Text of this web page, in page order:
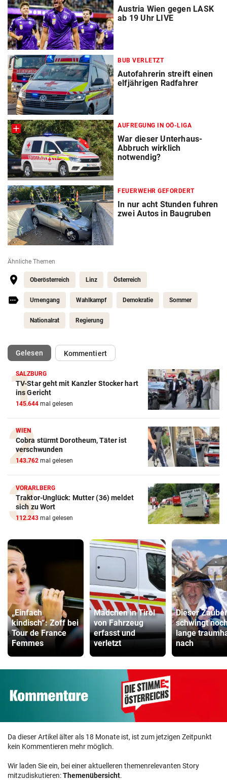
Austria Wien gegen LASK
ab 19 Uhr LIVE
BUB VERLETZT
Autofahrerin streift einen
elfjährigen Radfahrer
AUFREGUNG IN OÖ-LIGA
War dieser Unterhaus-
Abbruch wirklich
notwendig?
FEUERWEHR GEFORDERT
In nur acht Stunden fuhren
zwei Autos in Baugruben
Ähnliche Themen
Oberösterreich Linz Österreich
Urnengang Wahlkampf Demokratie Sommer
Nationalrat Regierung
Gelesen(ausgewählt)Kommentiert
SALZBURG
TV-Star geht mit Kanzler Stocker hart
ins Gericht
145.644 mal gelesen
WIEN
Cobra stürmt Dorotheum, Täter ist
verschwunden
143.762 mal gelesen
VORARLBERG
Traktor-Unglück: Mutter (36) meldet
sich zu Wort
112.243 mal gelesen
„Einfach
kindisch“: Zoff bei
Tour de France
Femmes
Mädchen in Tirol
von Fahrzeug
erfasst und
verletzt
Dieser Zauber
schwingt
lange
nach
Da dieser Artikel älter als 18 Monate ist, ist zum jetzigen Zeitpunkt
kein Kommentieren mehr möglich.
Wir laden Sie ein, bei einer aktuelleren themenrelevanten Story
mitzudiskutieren:Themenübersicht.